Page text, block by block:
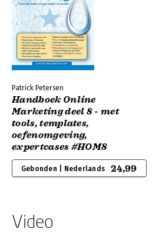
Patrick Petersen
Handboek Online
Marketing deel 8 - met
tools, templates,
oefenomgeving,
expertcases #HOM8
Gebonden | Nederlands 24,99
Video